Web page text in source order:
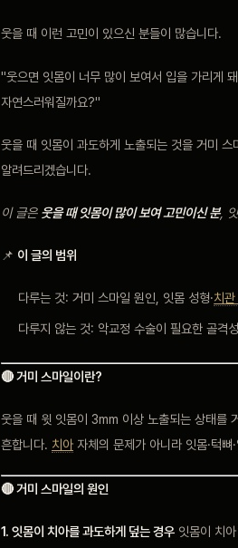
웃을 때 이런 고민이 있으신 분들이 많습니다.
"웃으면 잇몸이 너무 많이 보여서 입을 가리게
자연스러워질까요?"
웃을 때 잇몸이 과도하게 노출되는 것을 거미
알려드리겠습니다.
이 글은 웃을 때 잇몸이 많이 보여 고민이신 분,
📌 이 글의 범위
다루는 것: 거미 스마일 원인, 잇몸 성형·치
다루지 않는 것: 악교정 수술이 필요한 골
🔴 거미 스마일이란?
웃을 때 윗 잇몸이 3mm 이상 노출되는 상태를
흔합니다. 치아 자체의 문제가 아니라 잇몸·턱
🔴 거미 스마일의 원인
1. 잇몸이 치아를 과도하게 덮는 경우 잇몸이 치